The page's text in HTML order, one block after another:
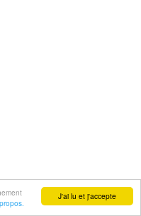
J'ai lu et j'accepte